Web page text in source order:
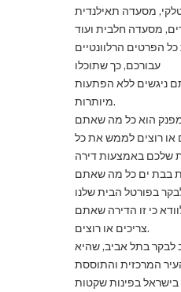
הפרטים הרלוונטיים
עבורכם, כך שתוכלו
ניגשים ללא הפתעות
מיותרות.
מפנק הוא כל מה שאתם
או רוצים לממש את כל
שלכם באמצעות דירה
בבת ים כל מה שאתם
כי זו הדירה שאתם
צריכים או רוצים.
לבקר בתל אביב, שהיא
המרכזית והתוססת
בפינות שקטות